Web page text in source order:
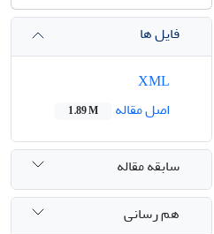
فایل ها
اصل مقاله
1.89 M
سابقه مقاله
هم رسانی